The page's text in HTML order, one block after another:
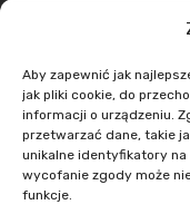
Aby zapewnić jak
jak pliki cookie, do
informacji o urządzeniu.
przetwarzać dane, takie
unikalne identyfikatory
wycofanie zgody może
funkcje.
MENU